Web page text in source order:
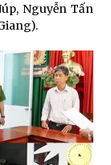
Nguyễn Tấn